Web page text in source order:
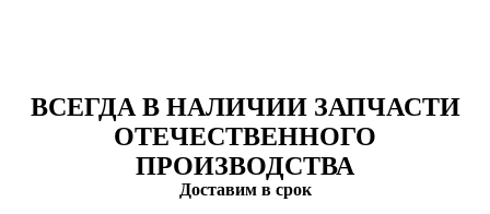
ВСЕГДА В НАЛИЧИИ ЗАПЧАСТИ
ОТЕЧЕСТВЕННОГО
ПРОИЗВОДСТВА
Доставим в срок